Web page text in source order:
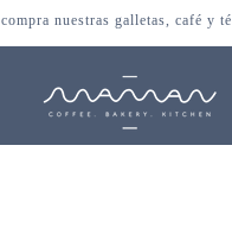
compra nuestras galletas, café y té